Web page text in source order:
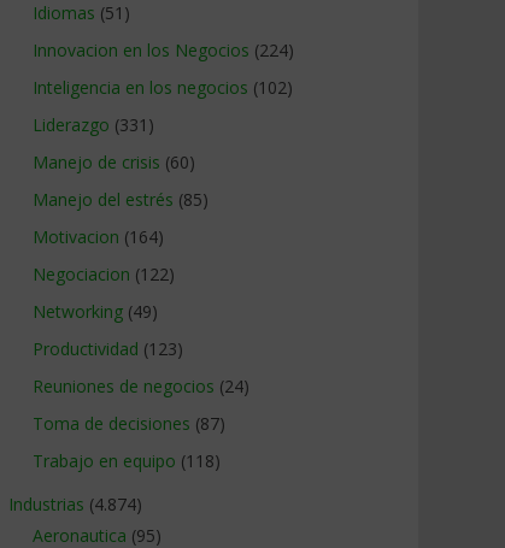
Idiomas (51)
Innovacion en los Negocios (224)
Inteligencia en los negocios (102)
Liderazgo (331)
Manejo de crisis (60)
Manejo del estrés (85)
Motivacion (164)
Negociacion (122)
Networking (49)
Productividad (123)
Reuniones de negocios (24)
Toma de decisiones (87)
Trabajo en equipo (118)
Industrias (4.874)
Aeronautica (95)